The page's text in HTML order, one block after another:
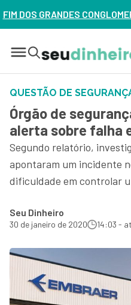
NO BRASIL?
QUESTÃO DE
Órgão de
alerta sobre falha
Segundo relatório,
apontaram um incidente
dificuldade em controlar
Seu Dinheiro
30 de janeiro de 2020 14:03 -